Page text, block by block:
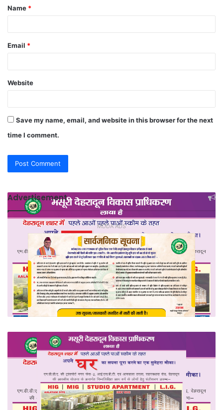
*
Name *
Email *
Website
Save my name, email, and website in this browser for the next
time I comment.
Advertisement
MDDA ADS